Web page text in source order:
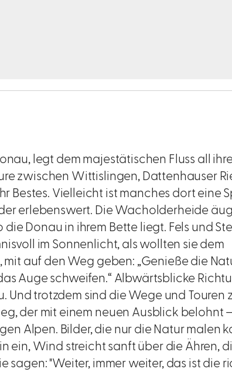
legt dem majestätischen Fluss all ihre
zwischen Wittislingen, Dattenhauser
Bestes. Vielleicht ist manches dort eine
erlebenswert. Die Wacholderheide
Donau in ihrem Bette liegt. Fels und
im Sonnenlicht, als wollten sie dem
mit auf den Weg geben: „Genieße die
Auge schweifen.“ Albwärtsblicke
Und trotzdem sind die Wege und Touren
der mit einem neuen Ausblick belohnt –
Alpen. Bilder, die nur die Natur malen
ein, Wind streicht sanft über die Ähren,
sagen: "Weiter, immer weiter, das ist die